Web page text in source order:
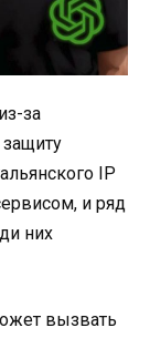
за
защиту
IP
и ряд
них
вызвать